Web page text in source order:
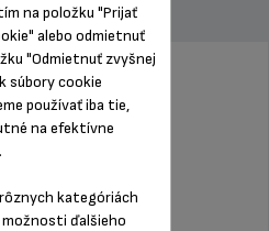
na položku "Prijať
alebo odmietnuť
"Odmietnuť zvyšnej
súbory cookie
používať iba tie,
na efektívne
kategóriách
ďalšieho